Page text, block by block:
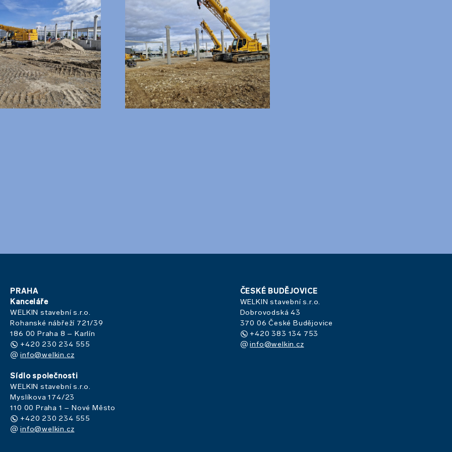
PRAHA
Kanceláře
WELKIN stavební s.r.o.
Rohanské nábřeží 721/39
186 00 Praha 8 – Karlín
+420 230 234 555
info@welkin.cz
Sídlo společnosti
WELKIN stavební s.r.o.
Myslíkova 174/23
110 00 Praha 1 – Nové Město
+420 230 234 555
info@welkin.cz
ČESKÉ BUDĚJOVICE
WELKIN stavební s.r.o.
Dobrovodská 43
370 06 České Budějovice
+420 383 134 753
info@welkin.cz